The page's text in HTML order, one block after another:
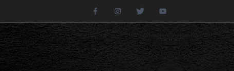
FacebookInstagramTwitter